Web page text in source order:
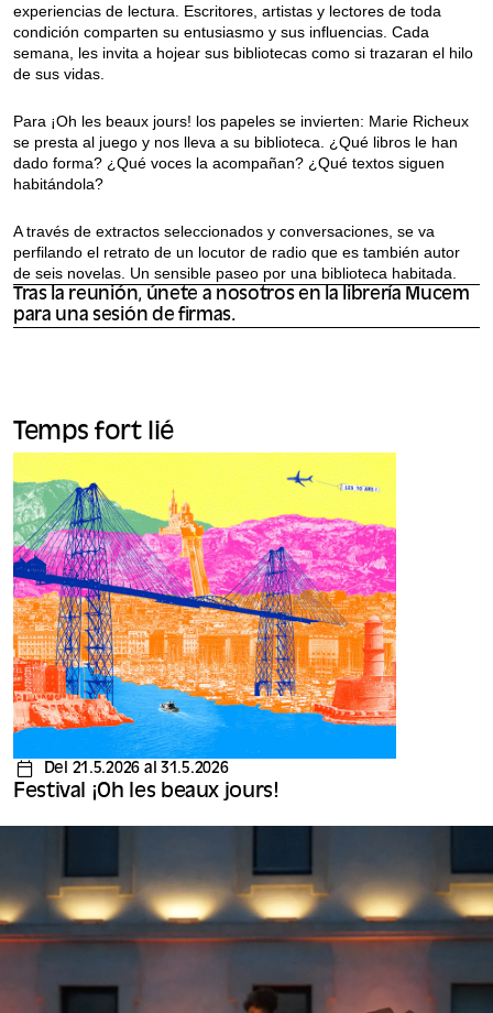
experiencias de lectura. Escritores, artistas y lectores de toda
condición comparten su entusiasmo y sus influencias. Cada
semana, les invita a hojear sus bibliotecas como si trazaran el hilo
de sus vidas.
Para ¡Oh les beaux jours! los papeles se invierten: Marie Richeux
se presta al juego y nos lleva a su biblioteca. ¿Qué libros le han
dado forma? ¿Qué voces la acompañan? ¿Qué textos siguen
habitándola?
A través de extractos seleccionados y conversaciones, se va
perfilando el retrato de un locutor de radio que es también autor
de seis novelas. Un sensible paseo por una biblioteca habitada.
Tras la reunión, únete a nosotros en la librería Mucem
para una sesión de firmas.
Temps fort lié
Del 21.5.2026 al 31.5.2026
Festival ¡Oh les beaux jours!